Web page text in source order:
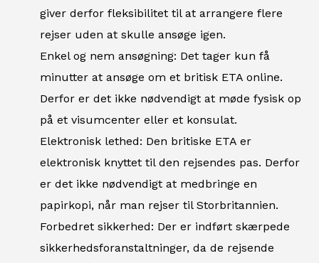
giver derfor fleksibilitet til at arrangere flere
rejser uden at skulle ansøge igen.
Enkel og nem ansøgning: Det tager kun få
minutter at ansøge om et britisk ETA online.
Derfor er det ikke nødvendigt at møde fysisk op
på et visumcenter eller et konsulat.
Elektronisk lethed: Den britiske ETA er
elektronisk knyttet til den rejsendes pas. Derfor
er det ikke nødvendigt at medbringe en
papirkopi, når man rejser til Storbritannien.
Forbedret sikkerhed: Der er indført skærpede
sikkerhedsforanstaltninger, da de rejsende